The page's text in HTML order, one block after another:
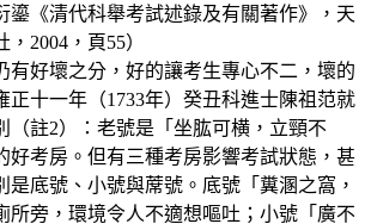
鎏《清代科舉考試述錄及有關著作》，天
2004，頁55）
有好壞之分，好的讓考生專心不二，壞的
正十一年（1733年）癸丑科進士陳祖范就
（註2）：老號是「坐肱可横，立頸不
好考房。但有三種考房影響考試狀態，甚
是底號、小號與蓆號。底號「糞溷之窩，
所旁，環境令人不適想嘔吐；小號「廣不